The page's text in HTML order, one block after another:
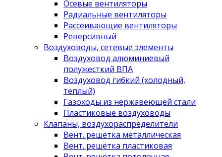
Осевые вентиляторы
Радиальные вентиляторы
Рассеивающие вентиляторы
Реверсивный
Воздуховоды, сетевые элементы
Воздуховод алюминиевый
полужесткий ВПА
Воздуховод гибкий (холодный,
теплый)
Газоходы из нержавеющей стали
Пластиковые воздуховоды
Клапаны, воздухораспределители
Вент. решётка металлическая
Вент. решётка пластиковая